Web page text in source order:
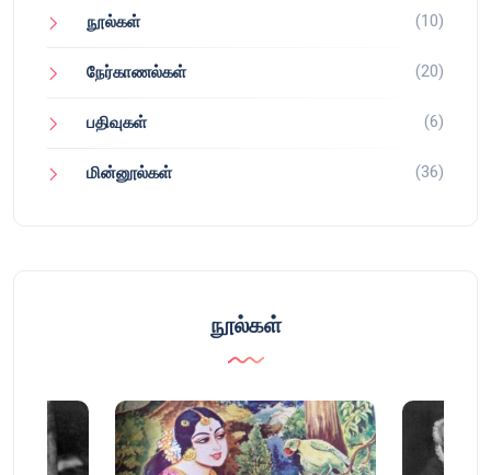
நூல்கள் (10)
நேர்காணல்கள் (20)
பதிவுகள் (6)
மின்னூல்கள் (36)
நூல்கள்